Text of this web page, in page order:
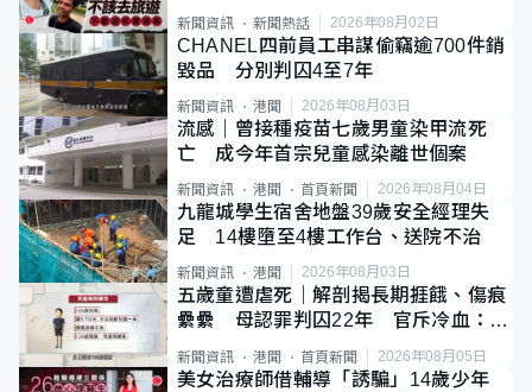
質旅客
新聞資訊 新聞熱話 2026年08月02日
CHANEL四前員工串謀偷竊逾700件銷
毀品 分別判囚4至7年
新聞資訊 港聞 2026年08月03日
流感｜曾接種疫苗七歲男童染甲流死
亡 成今年首宗兒童感染離世個案
新聞資訊 港聞 首頁新聞 2026年08月04日
九龍城學生宿舍地盤39歲安全經理失
足 14樓墮至4樓工作台、送院不治
新聞資訊 港聞 2026年08月03日
五歲童遭虐死｜解剖揭長期捱餓、傷痕
纍纍 母認罪判囚22年 官斥冷血：同
類案最惡劣
新聞資訊 港聞 首頁新聞 2026年08月05日
美女治療師借輔導「誘騙」14歲少年